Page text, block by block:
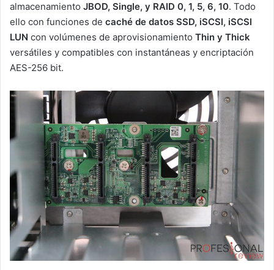
almacenamiento JBOD, Single, y RAID 0, 1, 5, 6, 10. Todo
ello con funciones de caché de datos SSD, iSCSI, iSCSI
LUN con volúmenes de aprovisionamiento Thin y Thick
versátiles y compatibles con instantáneas y encriptación
AES-256 bit.